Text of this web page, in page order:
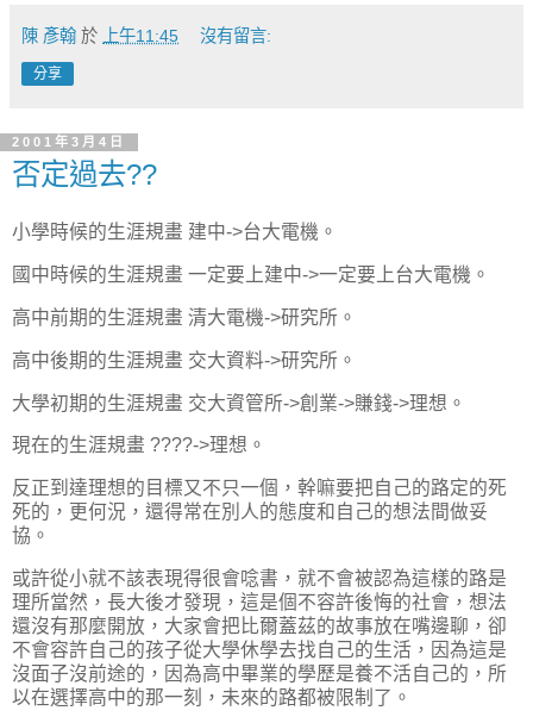
陳 彥翰 於 上午11:45 沒有留言:
分享
2001年3月4日
否定過去??
小學時候的生涯規畫 建中->台大電機。
國中時候的生涯規畫 一定要上建中->一定要上台大電機。
高中前期的生涯規畫 清大電機->研究所。
高中後期的生涯規畫 交大資料->研究所。
大學初期的生涯規畫 交大資管所->創業->賺錢->理想。
現在的生涯規畫 ????->理想。
反正到達理想的目標又不只一個，幹嘛要把自己的路定的死
死的，更何況，還得常在別人的態度和自己的想法間做妥
協。
或許從小就不該表現得很會唸書，就不會被認為這樣的路是
理所當然，長大後才發現，這是個不容許後悔的社會，想法
還沒有那麼開放，大家會把比爾蓋茲的故事放在嘴邊聊，卻
不會容許自己的孩子從大學休學去找自己的生活，因為這是
沒面子沒前途的，因為高中畢業的學歷是養不活自己的，所
以在選擇高中的那一刻，未來的路都被限制了。